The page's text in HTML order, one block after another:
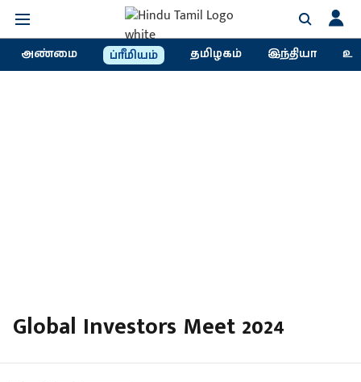
அண்மை ப்ரீமியம் தமிழகம் இந்தியா
Global Investors Meet 2024